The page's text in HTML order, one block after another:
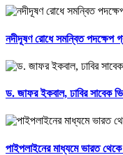
নদীদূষণ রোধে সমন্বিত পদক্ষেপ
ড. জাফর ইকবাল, ঢাবির সাবেক
পাইপলাইনের মাধ্যমে ভারত